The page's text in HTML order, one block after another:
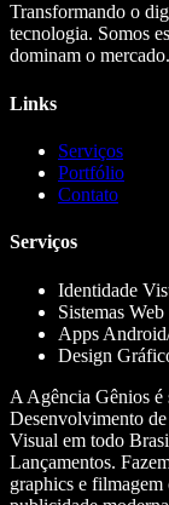
Transformando o
tecnologia. Somos
dominam o mercado.
Links
Serviços
Portfólio
Contato
Serviços
Identidade
Sistemas Web
Apps
Design
A Agência Gênios é
Desenvolvimento
Visual em todo
Lançamentos.
graphics e filmagem